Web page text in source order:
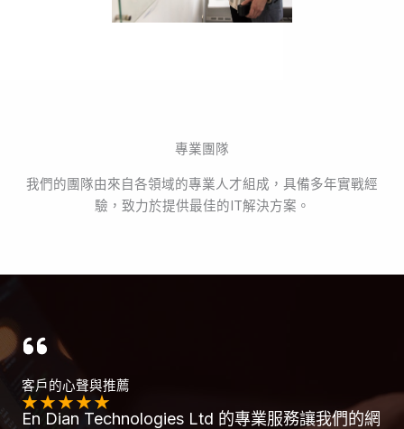
專業團隊
我們的團隊由來自各領域的專業人才組成，具備多年實戰經
驗，致力於提供最佳的IT解決方案。
客戶的心聲與推薦
★★★★★
En Dian Technologies Ltd 的專業服務讓我們的網